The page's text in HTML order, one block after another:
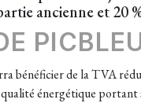
ancienne et 20
bénéficier de la TVA
énergétique